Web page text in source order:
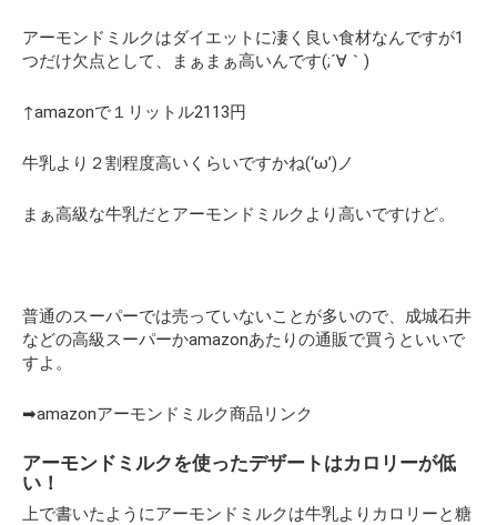
アーモンドミルクはダイエットに凄く良い食材なんですが1
つだけ欠点として、まぁまぁ高いんです(;´∀｀)
↑amazonで１リットル2113円
牛乳より２割程度高いくらいですかね(‘ω’)ノ
まぁ高級な牛乳だとアーモンドミルクより高いですけど。
普通のスーパーでは売っていないことが多いので、成城石井
などの高級スーパーかamazonあたりの通販で買うといいで
すよ。
➡amazonアーモンドミルク商品リンク
アーモンドミルクを使ったデザートはカロリーが低
い！
上で書いたようにアーモンドミルクは牛乳よりカロリーと糖